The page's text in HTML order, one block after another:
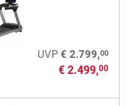
UVP € 2.799,00
€ 2.499,00